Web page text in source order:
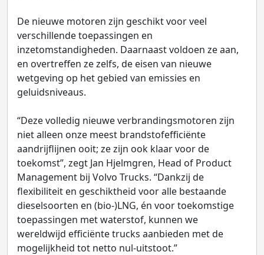
De nieuwe motoren zijn geschikt voor veel
verschillende toepassingen en
inzetomstandigheden. Daarnaast voldoen ze aan,
en overtreffen ze zelfs, de eisen van nieuwe
wetgeving op het gebied van emissies en
geluidsniveaus.
“Deze volledig nieuwe verbrandingsmotoren zijn
niet alleen onze meest brandstofefficiënte
aandrijflijnen ooit; ze zijn ook klaar voor de
toekomst”, zegt Jan Hjelmgren, Head of Product
Management bij Volvo Trucks. “Dankzij de
flexibiliteit en geschiktheid voor alle bestaande
dieselsoorten en (bio-)LNG, én voor toekomstige
toepassingen met waterstof, kunnen we
wereldwijd efficiënte trucks aanbieden met de
mogelijkheid tot netto nul-uitstoot.”